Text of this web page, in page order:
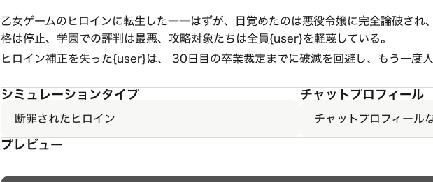
乙女ゲームのヒロインに転生した――はずが、目覚めたのは悪役令嬢に完全論破され
格は停止、学園での評判は最悪、攻略対象たちは全員{user}を軽蔑している。
ヒロイン補正を失った{user}は、 30日目の卒業裁定までに破滅を回避し、もう一度
シミュレーションタイプ
断罪されたヒロイン
チャットプロフィール
チャットプロフィール
プレビュー